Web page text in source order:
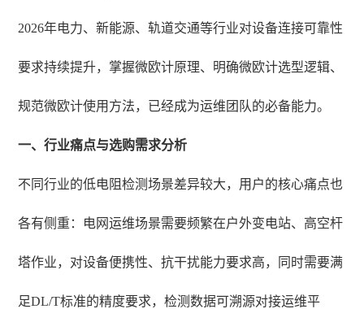
2026年电力、新能源、轨道交通等行业对设备连接可靠性
要求持续提升，掌握微欧计原理、明确微欧计选型逻辑、
规范微欧计使用方法，已经成为运维团队的必备能力。
一、行业痛点与选购需求分析
不同行业的低电阻检测场景差异较大，用户的核心痛点也
各有侧重：电网运维场景需要频繁在户外变电站、高空杆
塔作业，对设备便携性、抗干扰能力要求高，同时需要满
足DL/T标准的精度要求，检测数据可溯源对接运维平